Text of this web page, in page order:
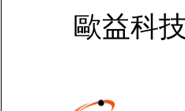
歐益科